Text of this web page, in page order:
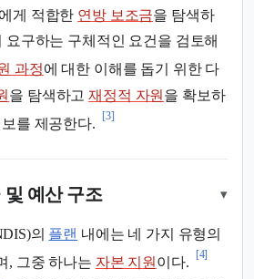
게 적합한 연방 보조금을 탐색하
요구하는 구체적인 요건을 검토해
과정에 대한 이해를 돕기 위한 다
을 탐색하고재정적 자원 을 확보하
를 제공한다.
[3]
및 예산 구조 ▾
의 플랜 내에는 네 가지 유형의
, 그중 하나는 자본 지원 이다.
[4]